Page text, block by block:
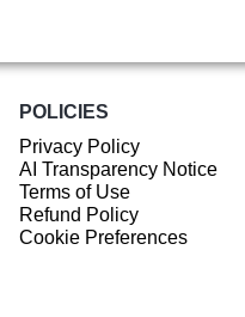
POLICIES
Privacy Policy
AI Transparency Notice
Terms of Use
Refund Policy
Cookie Preferences